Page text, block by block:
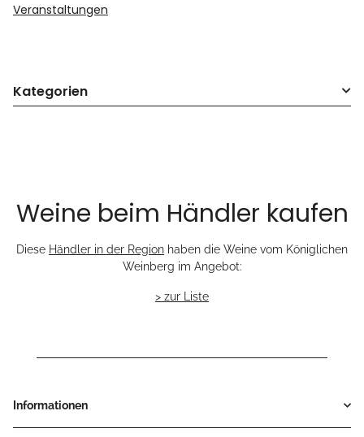
Veranstaltungen
Kategorien
Weine beim Händler kaufen
Diese Händler in der Region haben die Weine vom Königlichen
Weinberg im Angebot:
> zur Liste
Informationen